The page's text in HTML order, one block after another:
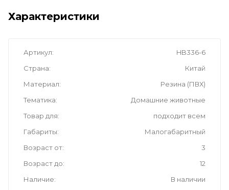
Характеристики
Артикул
HB336-6
Страна
Китай
Материал
Резина (ПВХ)
Тематика
Домашние животные
Товар для
подходит всем
Габариты
Малогабаритный
Возраст от
3
Возраст до
12
Наличие
В наличии